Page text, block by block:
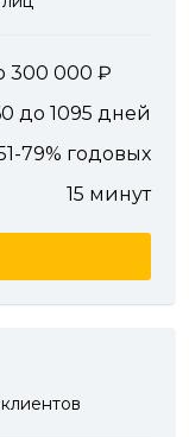
300 000
до 1095 дней
79% годовых
15 минут